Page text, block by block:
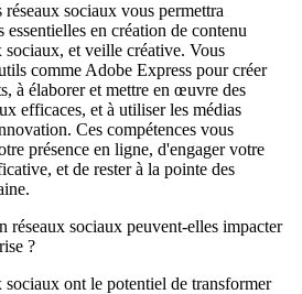
sociaux vous permettra
essentielles en création de contenu
sociaux, et veille créative. Vous
comme Adobe Express pour créer
à élaborer et mettre en œuvre des
efficaces, et à utiliser les médias
Ces compétences vous
présence en ligne, d'engager votre
et de rester à la pointe des
réseaux sociaux peuvent-elles impacter
?
ont le potentiel de transformer